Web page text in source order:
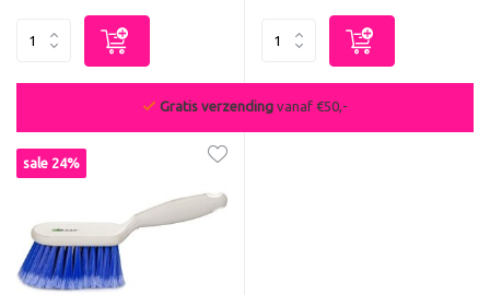
Gratis verzending vanaf €50,-
sale 24%